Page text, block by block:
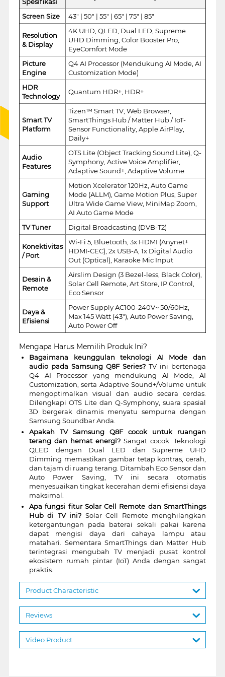
Screen Size 43" | 50" | 55" | 65" | 75" | 85"
Resolution
& Display
4K UHD, QLED, Dual LED, Supreme
UHD Dimming, Color Booster Pro,
EyeComfort Mode
Picture
Engine
Q4 AI Processor (Mendukung AI Mode, AI
Customization Mode)
HDR
Technology
Quantum HDR+, HDR+
Smart TV
Platform
Tizen™ Smart TV, Web Browser,
SmartThings Hub / Matter Hub / IoT-
Sensor Functionality, Apple AirPlay,
Daily+
Audio
Features
OTS Lite (Object Tracking Sound Lite), Q-
Symphony, Active Voice Amplifier,
Adaptive Sound+, Adaptive Volume
Gaming
Support
Motion Xcelerator 120Hz, Auto Game
Mode (ALLM), Game Motion Plus, Super
Ultra Wide Game View, MiniMap Zoom,
AI Auto Game Mode
TV Tuner
Digital Broadcasting (DVB-T2)
Konektivitas
/ Port
Wi-Fi 5, Bluetooth, 3x HDMI (Anynet+
HDMI-CEC), 2x USB-A, 1x Digital Audio
Out (Optical), Karaoke Mic Input
Desain &
Remote
Airslim Design (3 Bezel-less, Black Color),
Solar Cell Remote, Art Store, IP Control,
Eco Sensor
Daya &
Efisiensi
Power Supply AC100-240V~ 50/60Hz,
Max 145 Watt (43"), Auto Power Saving,
Auto Power Off
Mengapa Harus Memilih Produk Ini?
Bagaimana keunggulan teknologi AI Mode dan
audio pada Samsung Q8F Series? TV ini bertenaga
Q4 AI Processor yang mendukung AI Mode, AI
Customization, serta Adaptive Sound+/Volume untuk
mengoptimalkan visual dan audio secara cerdas.
Dilengkapi OTS Lite dan Q-Symphony, suara spasial
3D bergerak dinamis menyatu sempurna dengan
Samsung Soundbar Anda.
Apakah TV Samsung Q8F cocok untuk ruangan
terang dan hemat energi? Sangat cocok. Teknologi
QLED dengan Dual LED dan Supreme UHD
Dimming memastikan gambar tetap kontras, cerah,
dan tajam di ruang terang. Ditambah Eco Sensor dan
Auto Power Saving, TV ini secara otomatis
menyesuaikan tingkat kecerahan demi efisiensi daya
maksimal.
Apa fungsi fitur Solar Cell Remote dan SmartThings
Hub di TV ini? Solar Cell Remote menghilangkan
ketergantungan pada baterai sekali pakai karena
dapat mengisi daya dari cahaya lampu atau
matahari. Sementara SmartThings dan Matter Hub
terintegrasi mengubah TV menjadi pusat kontrol
ekosistem rumah pintar (IoT) Anda dengan sangat
praktis.
Product Characteristic
Reviews
Video Product